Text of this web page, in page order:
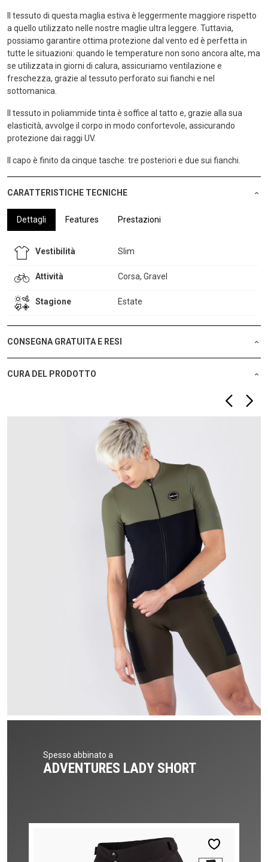
Il tessuto di questa maglia estiva è leggermente maggiore rispetto
a quello utilizzato nelle nostre maglie ultra leggere. Tuttavia,
possiamo garantire ottima protezione dal vento ed è perfetta in
tutte le situazioni: quando le temperature non sono ancora alte, ma
se utilizzata in giorni di calura, assicuriamo ventilazione e
freschezza, grazie al tessuto perforato sui fianchi e nel
sottomanica.
Il tessuto in poliammide tinta è soffice al tatto e, grazie alla sua
elasticità, avvolge il corpo in modo confortevole, assicurando
protezione dai raggi UV.
Il capo è finito da cinque tasche: tre posteriori e due sui fianchi.
CARATTERISTICHE TECNICHE
Dettagli Features Prestazioni
Vestibilità Slim
Attività Corsa, Gravel
Stagione Estate
CONSEGNA GRATUITA E RESI
CURA DEL PRODOTTO
Spesso abbinato a
ADVENTURES LADY SHORT